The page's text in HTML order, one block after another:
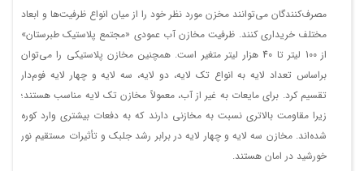
1231351
مخزن 1000 لیتری
عمودی کوتاه
114
114
86
دانلود
1231355
مخزن 1000 لیتری
عمودی کوتاه (درب
50)
111
119
85
دانلود
فایل
1131351
مخزن 1000 لیتری
عمودی
105
117
دانلود
فایل
1131352
مخزن 1000 لیتری
عمودی (درب 50)
دانلود
مصرف‌کنندگان می‌توانند مخزن مورد نظر خود را از میان انواع ظرفیت‌ها و ابعاد
مختلف خریداری کنند. ظرفیت مخازن آب عمودی «مجتمع پلاستیک طبرستان»
از 100 لیتر تا 40 هزار لیتر متغیر است. همچنین مخازن پلاستیکی را می‌توان
براساس تعداد لایه به انواع تک لایه، دو لایه، سه لایه و چهار لایه فوم‌دار
تقسیم کرد. برای مایعات به غیر از آب، معمولاً مخازن تک لایه مناسب هستند؛
زیرا مقاومت بالاتری نسبت به مخازنی دارند که به دفعات بیشتری وارد کوره
شده‌اند. مخازن سه لایه و چهار لایه در برابر رشد جلبک و تأثیرات مستقیم نور
خورشید در امان هستند.